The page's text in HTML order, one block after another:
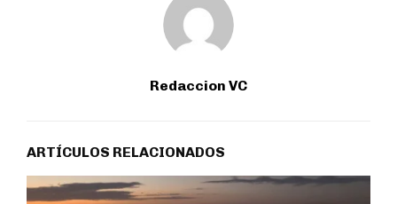
Redaccion VC
ARTÍCULOS RELACIONADOS